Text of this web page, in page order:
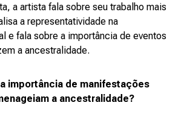
a artista fala sobre seu trabalho mais
a representatividade na
e fala sobre a importância de eventos
a ancestralidade.
importância de manifestações
a ancestralidade?